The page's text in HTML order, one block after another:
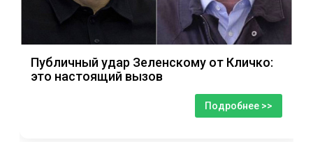
Публичный удар Зеленскому от Кличко:
это настоящий вызов
Подробнее >>